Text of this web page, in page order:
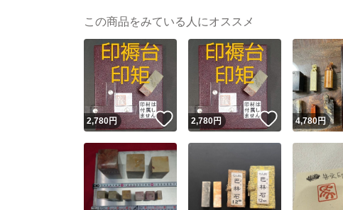
この商品をみている人にオススメ
2,780円 いいね！
2,780円 いいね！
4,780円